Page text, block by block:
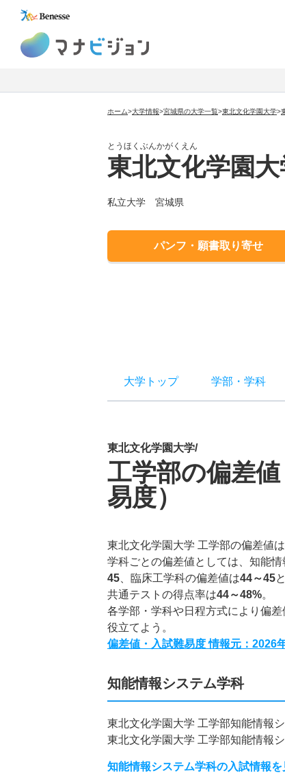
ホーム>大学情報>宮城県の大学一覧>東北文化学園大学>
とうほくぶんかがくえん
東北文化学園
私立大学 宮城県
パンフ・願書取り寄せ
大学トップ 学部 ・ 学科
東北文化学園大学/
工学部の偏差
易度）
東北文化学園大学 工学部の偏差値は
学科ごとの偏差値としては、知能
45 、臨床工学科の偏差値は44～45
共通テストの得点率は44～48%。
各学部・学科や日程方式により偏
役立てよう。
偏差値・入試難易度 情報元：2026
知能情報システム学科
東北文化学園大学 工学部知能情報
東北文化学園大学 工学部知能情報
知能情報システム学科の入試情報を